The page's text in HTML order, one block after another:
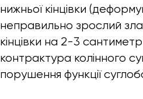
нижньої кінцівки
неправильно зрослий
кінцівки на 2-3
контрактура колінного
порушення функції